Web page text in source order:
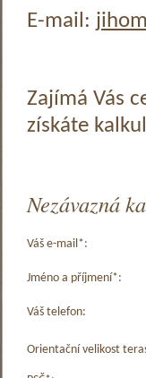
E-mail:
Zajímá Vás
získáte
Nezávazná
Váš e-mail*:
Jméno a příjmení*:
Váš telefon:
Orientační velikost